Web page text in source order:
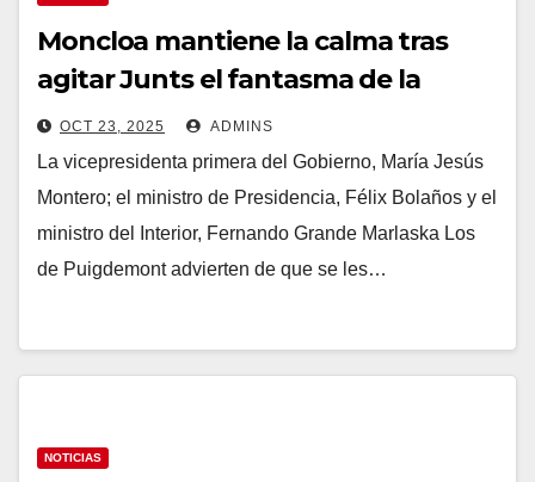
Moncloa mantiene la calma tras
agitar Junts el fantasma de la
ruptura por el bloqueo de sus leyes
sobre okupación y reincidencia
OCT 23, 2025 ADMINS
La vicepresidenta primera del Gobierno, María Jesús
Montero; el ministro de Presidencia, Félix Bolaños y el
ministro del Interior, Fernando Grande Marlaska Los
de Puigdemont advierten de que se les…
NOTICIAS